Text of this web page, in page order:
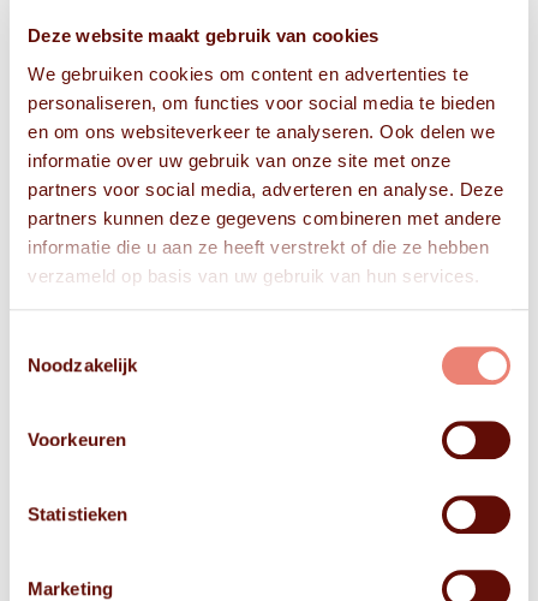
Deze website maakt gebruik van cookies
We gebruiken cookies om content en advertenties te
personaliseren, om functies voor social media te bieden
en om ons websiteverkeer te analyseren. Ook delen we
informatie over uw gebruik van onze site met onze
partners voor social media, adverteren en analyse. Deze
partners kunnen deze gegevens combineren met andere
informatie die u aan ze heeft verstrekt of die ze hebben
verzameld op basis van uw gebruik van hun services.
Noodzakelijk
Voorkeuren
Statistieken
Marketing